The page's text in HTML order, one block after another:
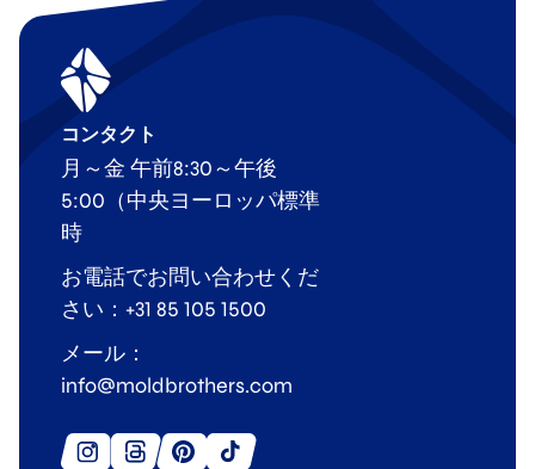
コンタクト
月～金 午前8:30～午後
5:00（中央ヨーロッパ標準
時
お電話でお問い合わせくだ
さい：+31 85 105 1500
メール：
info@moldbrothers.com